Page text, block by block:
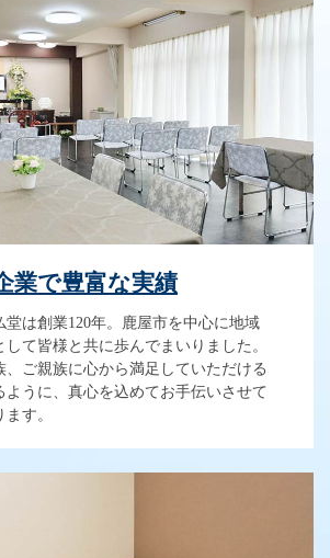
業で豊富な実績
堂は創業120年。鹿屋市を中心に地域
して皆様と共に歩んでまいりました。
、ご親族に心から満足していただける
ように、真心を込めてお手伝いさせて
す。